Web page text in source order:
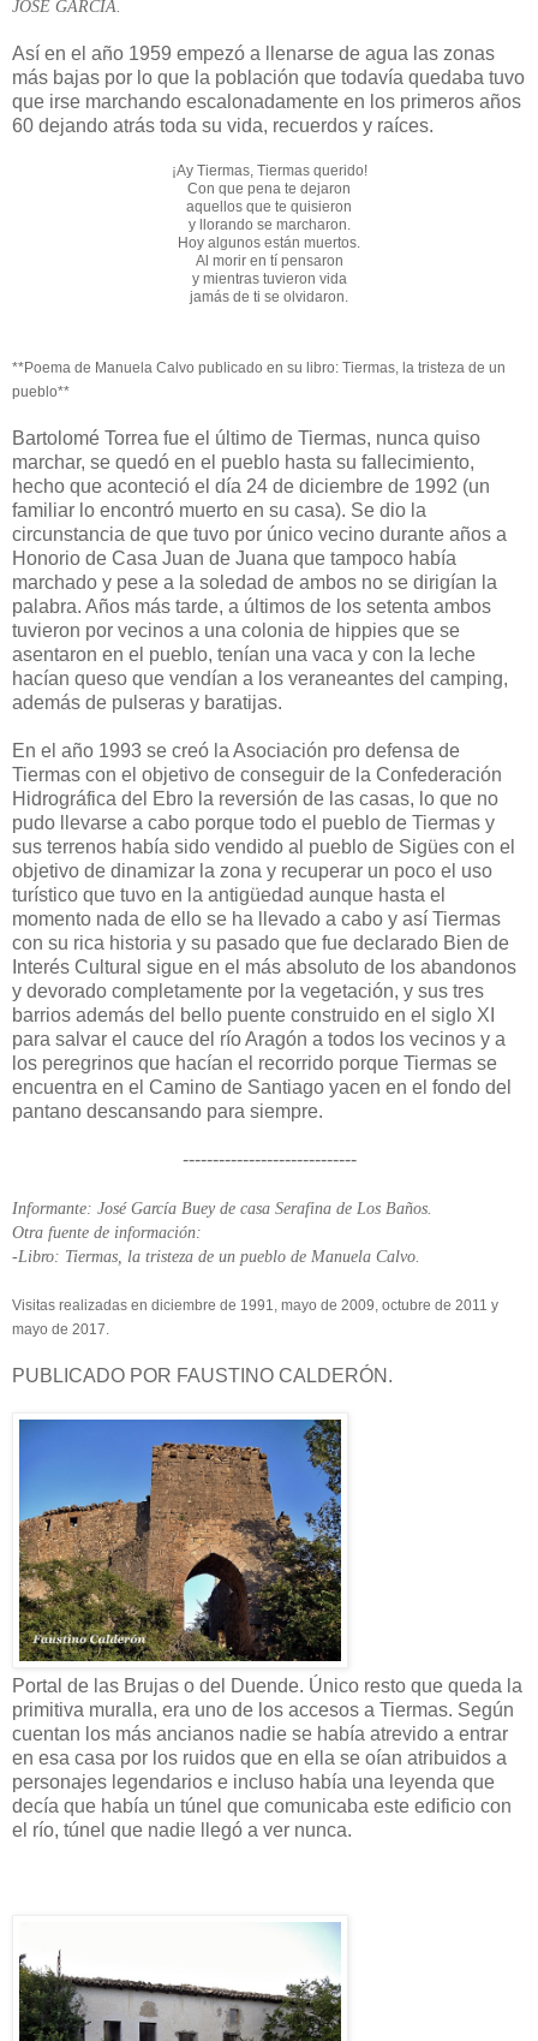
JOSÉ GARCÍA.
Así en el año 1959 empezó a llenarse de agua las zonas
más bajas por lo que la población que todavía quedaba tuvo
que irse marchando escalonadamente en los primeros años
60 dejando atrás toda su vida, recuerdos y raíces.
¡Ay Tiermas, Tiermas querido!
Con que pena te dejaron
aquellos que te quisieron
y llorando se marcharon.
Hoy algunos están muertos.
Al morir en tí pensaron
y mientras tuvieron vida
jamás de ti se olvidaron.
**Poema de Manuela Calvo publicado en su libro: Tiermas, la tristeza de un
pueblo**
Bartolomé Torrea fue el último de Tiermas, nunca quiso
marchar, se quedó en el pueblo hasta su fallecimiento,
hecho que aconteció el día 24 de diciembre de 1992 (un
familiar lo encontró muerto en su casa). Se dio la
circunstancia de que tuvo por único vecino durante años a
Honorio de Casa Juan de Juana que tampoco había
marchado y pese a la soledad de ambos no se dirigían la
palabra. Años más tarde, a últimos de los setenta ambos
tuvieron por vecinos a una colonia de hippies que se
asentaron en el pueblo, tenían una vaca y con la leche
hacían queso que vendían a los veraneantes del camping,
además de pulseras y baratijas.
En el año 1993 se creó la Asociación pro defensa de
Tiermas con el objetivo de conseguir de la Confederación
Hidrográfica del Ebro la reversión de las casas, lo que no
pudo llevarse a cabo porque todo el pueblo de Tiermas y
sus terrenos había sido vendido al pueblo de Sigües con el
objetivo de dinamizar la zona y recuperar un poco el uso
turístico que tuvo en la antigüedad aunque hasta el
momento nada de ello se ha llevado a cabo y así Tiermas
con su rica historia y su pasado que fue declarado Bien de
Interés Cultural sigue en el más absoluto de los abandonos
y devorado completamente por la vegetación, y sus tres
barrios además del bello puente construido en el siglo XI
para salvar el cauce del río Aragón a todos los vecinos y a
los peregrinos que hacían el recorrido porque Tiermas se
encuentra en el Camino de Santiago yacen en el fondo del
pantano descansando para siempre.
-----------------------------
Informante: José García Buey de casa Serafina de Los Baños.
Otra fuente de información:
-Libro: Tiermas, la tristeza de un pueblo de Manuela Calvo.
Visitas realizadas en diciembre de 1991, mayo de 2009, octubre de 2011 y
mayo de 2017.
PUBLICADO POR FAUSTINO CALDERÓN.
Portal de las Brujas o del Duende. Único resto que queda la
primitiva muralla, era uno de los accesos a Tiermas. Según
cuentan los más ancianos nadie se había atrevido a entrar
en esa casa por los ruidos que en ella se oían atribuidos a
personajes legendarios e incluso había una leyenda que
decía que había un túnel que comunicaba este edificio con
el río, túnel que nadie llegó a ver nunca.